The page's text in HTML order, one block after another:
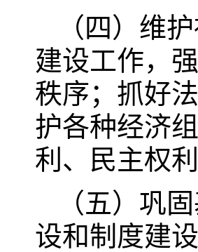
（四）维
建设工作，
秩序；抓好
护各种经济
利、民主权
（五）巩
设和制度建